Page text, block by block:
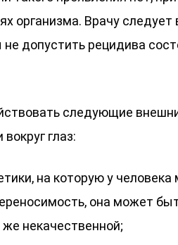
организма. Врачу
допустить рецидива
следующие
глаз:
на которую у
она может
некачественной;